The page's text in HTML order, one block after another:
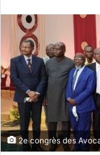
o
y
e
r
u
c
2e congrès des